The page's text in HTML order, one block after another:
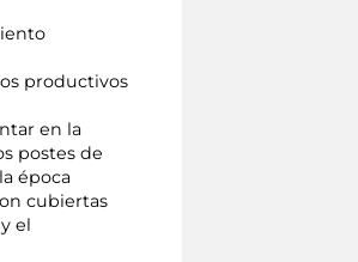
productivos
en la
postes de
época
cubiertas
el